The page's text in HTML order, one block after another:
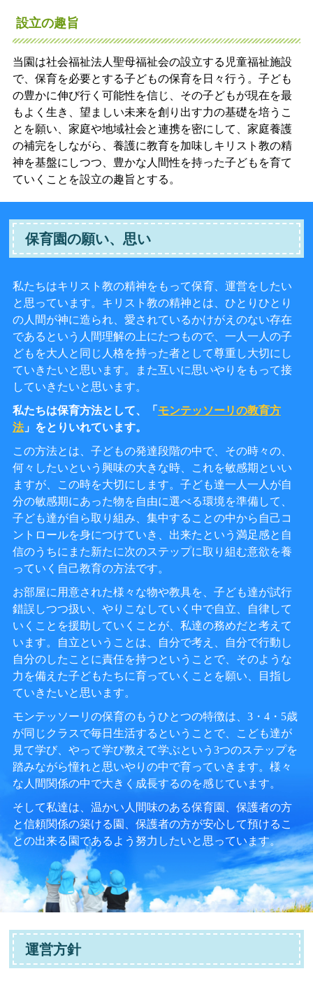
設立の趣旨
当園は社会福祉法人聖母福祉会の設立する児童福祉施設
で、保育を必要とする子どもの保育を日々行う。子ども
の豊かに伸び行く可能性を信じ、その子どもが現在を最
もよく生き、望ましい未来を創り出す力の基礎を培うこ
とを願い、家庭や地域社会と連携を密にして、家庭養護
の補完をしながら、養護に教育を加味しキリスト教の精
神を基盤にしつつ、豊かな人間性を持った子どもを育て
ていくことを設立の趣旨とする。
保育園の願い、思い
私たちはキリスト教の精神をもって保育、運営をしたい
と思っています。キリスト教の精神とは、ひとりひとり
の人間が神に造られ、愛されているかけがえのない存在
であるという人間理解の上にたつもので、一人一人の子
どもを大人と同じ人格を持った者として尊重し大切にし
ていきたいと思います。また互いに思いやりをもって接
していきたいと思います。
私たちは保育方法として、
「 モンテッソーリの教育方
法」をとりいれています。
この方法とは、子どもの発達段階の中で、その時々の、
何々したいという興味の大きな時、これを敏感期といい
ますが、この時を大切にします。子ども達一人一人が自
分の敏感期にあった物を自由に選べる環境を準備して、
子ども達が自ら取り組み、集中することの中から自己コ
ントロールを身につけていき、出来たという満足感と自
信のうちにまた新たに次のステップに取り組む意欲を養
っていく自己教育の方法です。
お部屋に用意された様々な物や教具を、子ども達が試行
錯誤しつつ扱い、やりこなしていく中で自立、自律して
いくことを援助していくことが、私達の務めだと考えて
います。自立ということは、自分で考え、自分で行動し
自分のしたことに責任を持つということで、そのような
力を備えた子どもたちに育っていくことを願い、目指し
ていきたいと思います。
モンテッソーリの保育のもうひとつの特徴は、3・4・5歳
が同じクラスで毎日生活するということで、こども達が
見て学び、やって学び教えて学ぶという3つのステップを
踏みながら憧れと思いやりの中で育っていきます。様々
な人間関係の中で大きく成長するのを感じています。
そして私達は、温かい人間味のある保育園、保護者の方
と信頼関係の築ける園、保護者の方が安心して預けるこ
との出来る園であるよう努力したいと思っています。
運営方針